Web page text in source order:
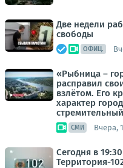
Две недели
свободы
ОФИЦ.
«Рыбница –
расправил
взлётом. Его
характер
СМИ Вчера,
Сегодня в
Территория-